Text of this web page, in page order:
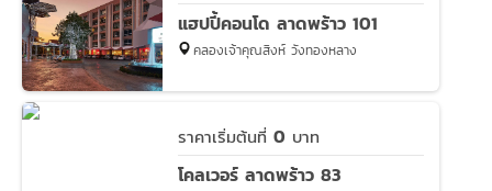
แฮปปี้คอนโด ลาดพร้าว 101
คลองเจ้าคุณสิงห์ วังทองหลาง
ราคาเริ่มต้นที่ 0 บาท
โคลเวอร์ ลาดพร้าว 83